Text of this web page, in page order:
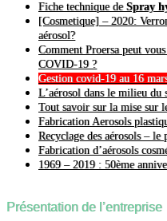
Fiche technique de Spray
[Cosmetique] – 2020:
aérosol?
Comment Proersa peut
COVID-19 ?
Gestion covid-19 au 16
L’aérosol dans le milieu du
Tout savoir sur la mise sur
Fabrication Aerosols
Recyclage des aérosols –
Fabrication d’aérosols
1969 – 2019 : 50ème
Présentation de l’entreprise